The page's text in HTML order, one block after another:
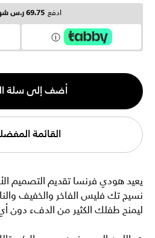
ادفع 69.75 ر.س شهرياً
الكمية
1
أضف إلى سلة
القائمة
يعيد هودي فرنسا تقديم التصميم
نسيج تك فليس الفاخر والخفيف
ليمنح طفلك الكثير من الدفء دون